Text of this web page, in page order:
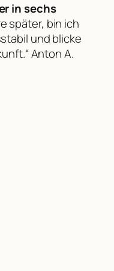
in sechs
später, bin ich
und blicke
Anton A.